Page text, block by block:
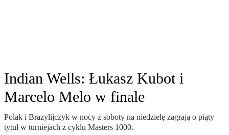
Indian Wells: Łukasz Kubot i
Marcelo Melo w finale
Polak i Brazylijczyk w nocy z soboty na niedzielę zagrają o piąty
tytuł w turniejach z cyklu Masters 1000.